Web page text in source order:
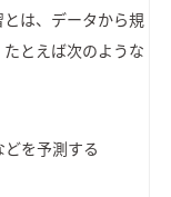
は、データから規
とえば次のような
を予測する